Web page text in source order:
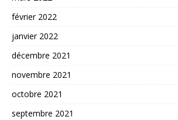
février 2022
janvier 2022
décembre 2021
novembre 2021
octobre 2021
septembre 2021